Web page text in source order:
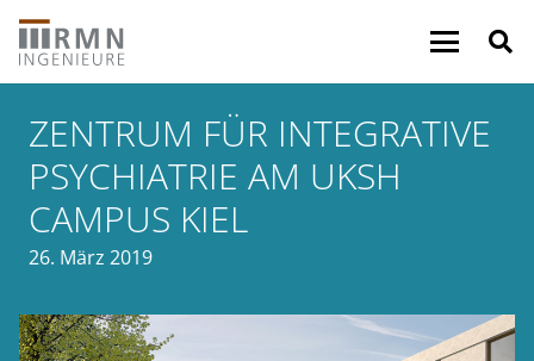
ZENTRUM FÜR INTEGRATIVE
PSYCHIATRIE AM UKSH
CAMPUS KIEL
26. März 2019